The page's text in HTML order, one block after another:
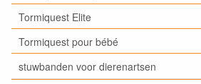
Tormiquest Elite
Tormiquest pour bébé
stuwbanden voor dierenartsen